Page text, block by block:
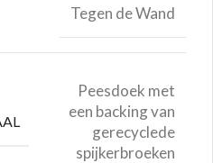
Tegen de Wand
Peesdoek met
een backing van
gerecyclede
spijkerbroeken